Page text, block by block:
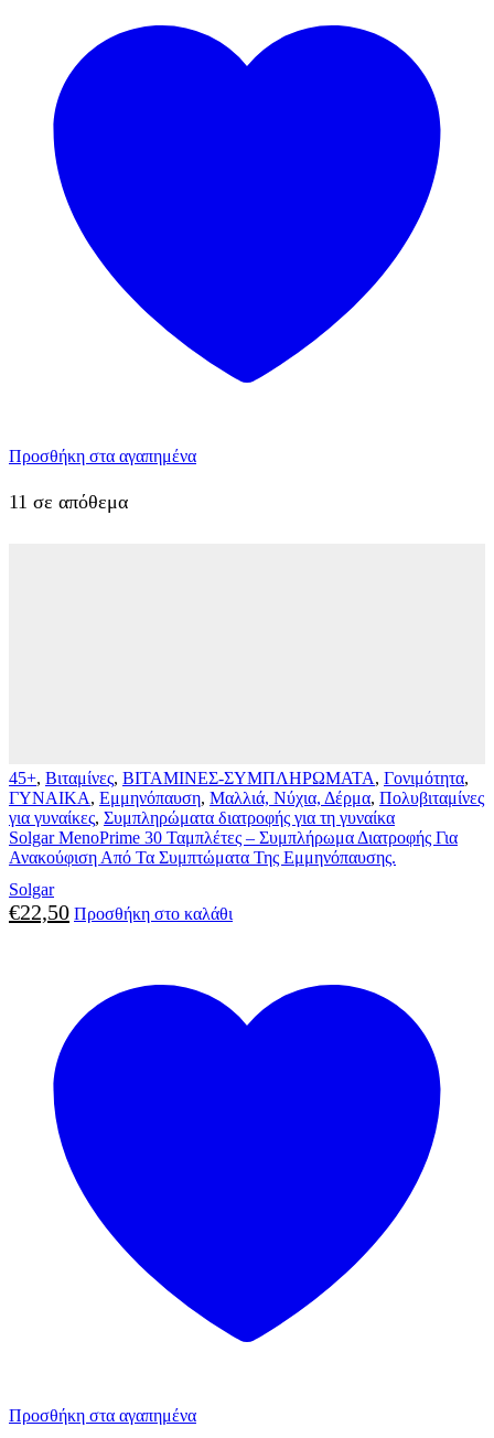
Προσθήκη στα αγαπημένα
11 σε απόθεμα
45+, Βιταμίνες, ΒΙΤΑΜΙΝΕΣ-ΣΥΜΠΛΗΡΩΜΑΤΑ, Γονιμότητα,
ΓΥΝΑΙΚΑ, Εμμηνόπαυση, Μαλλιά, Νύχια, Δέρμα, Πολυβιταμίνες
για γυναίκες, Συμπληρώματα διατροφής για τη γυναίκα
Solgar MenoPrime 30 Ταμπλέτες – Συμπλήρωμα Διατροφής Για
Ανακούφιση Από Τα Συμπτώματα Της Εμμηνόπαυσης.
Solgar
€22,50 Προσθήκη στο καλάθι
Προσθήκη στα αγαπημένα